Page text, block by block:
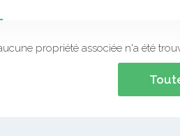
propriété associée n'a été